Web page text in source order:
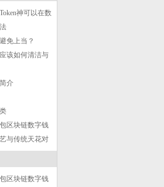
神可以在数
免上当？
该如何清洁与
介
区块链数字钱
与传统天花对
区块链数字钱